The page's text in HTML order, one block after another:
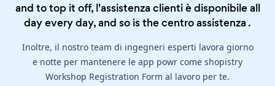
and to top it off, l'assistenza clienti è disponibile all
day every day, and so is thecentro assistenza .
Inoltre, il nostro team di ingegneri esperti lavora giorno
e notte per mantenere le app powr come shopistry
Workshop Registration Form al lavoro per te.